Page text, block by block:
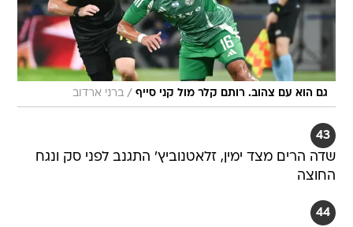
גם הוא עם צהוב. רותם קלר מול קני סייף / ברני ארדוב
43
שדה הרים מצד ימין, זלאטנוביץ' התגנב לפני סק ונגח
החוצה
44